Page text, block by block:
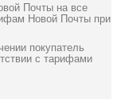
Почты на все
Новой Почты при
покупатель
с тарифами